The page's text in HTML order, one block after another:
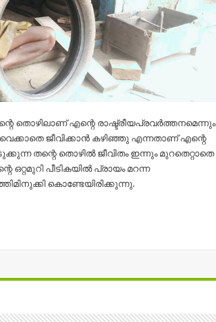
തൊഴിലാണ് എന്റെ രാഷ്ട്രീയപ്രവർത്തനമെന്നും
ജീവിക്കാൻ കഴിഞ്ഞു എന്നതാണ് എന്റെ
തന്റെ തൊഴിൽ ജീവിതം ഇന്നും മുറതെറ്റാതെ
പീടികയിൽ പ്രായം മറന്ന
കൊണ്ടേയിരിക്കുന്നു.